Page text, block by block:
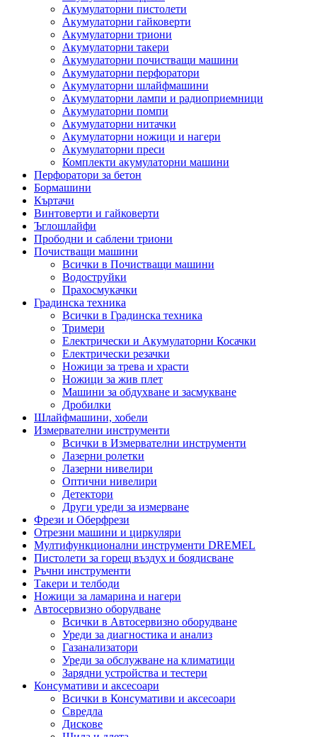
Акумулаторни пистолети
Акумулаторни гайковерти
Акумулаторни триони
Акумулаторни такери
Акумулаторни почистващи машини
Акумулаторни перфоратори
Акумулаторни шлайфмашини
Акумулаторни лампи и радиоприемници
Акумулаторни помпи
Акумулаторни нитачки
Акумулаторни ножици и нагери
Акумулаторни преси
Комплекти акумулаторни машини
Перфоратори за бетон
Бормашини
Къртачи
Винтоверти и гайковерти
Ъглошлайфи
Прободни и саблени триони
Почистващи машини
Всички в Почистващи машини
Водоструйки
Прахосмукачки
Градинска техника
Всички в Градинска техника
Тримери
Електрически и Акумулаторни Косачки
Електрически резачки
Ножици за трева и храсти
Ножици за жив плет
Машини за обдухване и засмукване
Дробилки
Шлайфмашини, хобели
Измервателни инструменти
Всички в Измервателни инструменти
Лазерни ролетки
Лазерни нивелири
Оптични нивелири
Детектори
Други уреди за измерване
Фрези и Оберфрези
Отрезни машини и циркуляри
Мултифункционални инструменти DREMEL
Пистолети за горещ въздух и боядисване
Ръчни инструменти
Такери и телбоди
Ножици за ламарина и нагери
Автосервизно оборудване
Всички в Автосервизно оборудване
Уреди за диагностика и анализ
Газанализатори
Уреди за обслужване на климатици
Зарядни устройства и тестери
Консумативи и аксесоари
Всички в Консумативи и аксесоари
Свредла
Дискове